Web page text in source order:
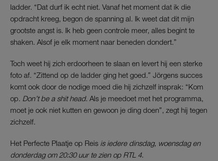
ladder. “Dat durf ik echt niet. Vanaf het moment dat ik die
opdracht kreeg, begon de spanning al. Ik weet dat dit mijn
grootste angst is. Ik heb geen controle meer, alles begint te
shaken. Alsof je elk moment naar beneden dondert.”
Toch weet hij zich erdoorheen te slaan en levert hij een sterke
foto af. “Zittend op de ladder ging het goed.” Jörgens succes
komt ook door de nodige moed die hij zichzelf insprak: “Kom
op. Don’t be a shit head. Als je meedoet met het programma,
moet je ook niet kutten en gewoon je ding doen”, zegt hij tegen
zichzelf.
Het Perfecte Plaatje op Reis is iedere dinsdag, woensdag en
donderdag om 20:30 uur te zien op RTL 4.